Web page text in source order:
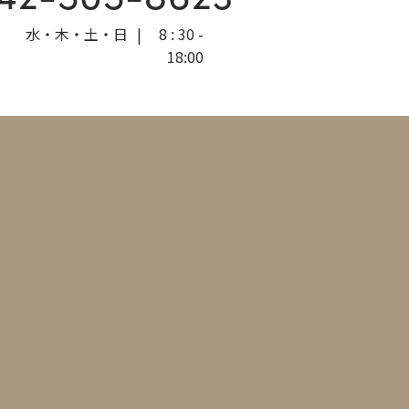
水・木・土・日 |
8 : 30 -
18:00